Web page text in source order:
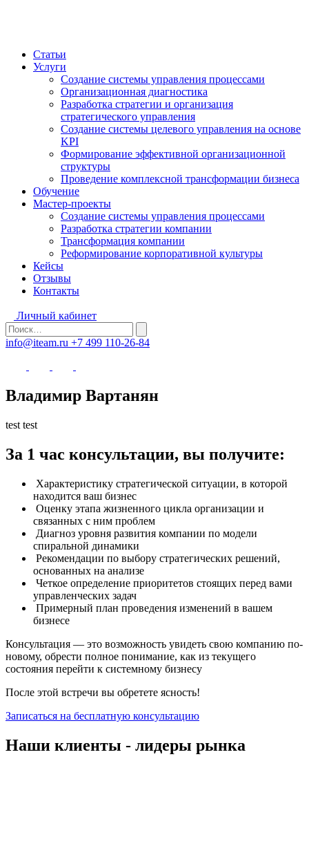
Статьи
Услуги
Создание системы управления процессами
Организационная диагностика
Разработка стратегии и организация
стратегического управления
Создание системы целевого управления на основе
KPI
Формирование эффективной организационной
структуры
Проведение комплексной трансформации бизнеса
Обучение
Мастер-проекты
Создание системы управления процессами
Разработка стратегии компании
Трансформация компании
Реформирование корпоративной культуры
Кейсы
Отзывы
Контакты
Личный кабинет
info@iteam.ru +7 499 110-26-84
Владимир Вартанян
test test
За 1 час консультации, вы получите:
Характеристику стратегической ситуации, в которой
находится ваш бизнес
Оценку этапа жизненного цикла организации и
связанных с ним проблем
Диагноз уровня развития компании по модели
спиральной динамики
Рекомендации по выбору стратегических решений,
основанных на анализе
Четкое определение приоритетов стоящих перед вами
управленческих задач
Примерный план проведения изменений в вашем
бизнесе
Консультация — это возможность увидеть свою компанию по-
новому, обрести полное понимание, как из текущего
состояния перейти к системному бизнесу
После этой встречи вы обретете ясность!
Записаться на бесплатную консультацию
Наши клиенты - лидеры рынка